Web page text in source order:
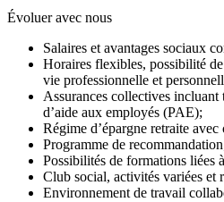
Évoluer avec nous
Salaires et avantages sociaux
Horaires flexibles, possibilité
vie professionnelle et
Assurances collectives incluant
d’aide aux employés (PAE);
Régime d’épargne retraite
Programme de
Possibilités de formations liées
Club social, activités variées et
Environnement de travail